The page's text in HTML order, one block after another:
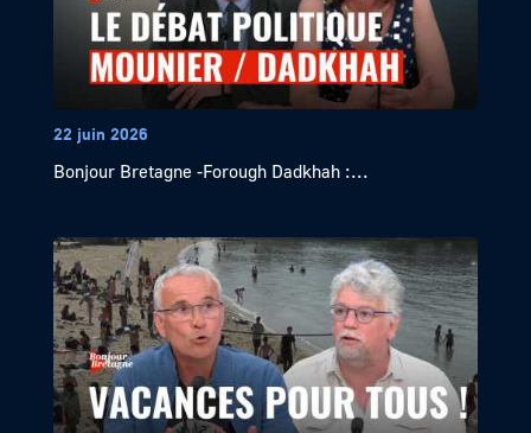
22 juin 2026
Bonjour Bretagne -Forough Dadkhah :...